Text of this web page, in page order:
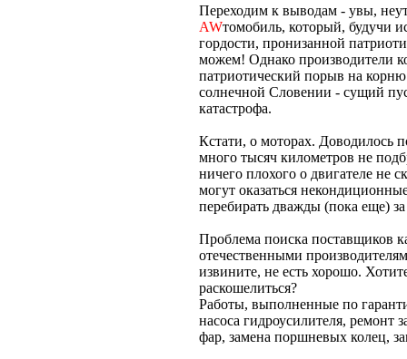
Переходим к выводам - увы,
AWтомобиль, который, будучи
гордости, пронизанной
можем! Однако производители
патриотический порыв на
солнечной Словении - сущий
катастрофа.
Кстати, о моторах. Доводилось
много тысяч километров не
ничего плохого о двигателе не
могут оказаться
перебирать дважды (пока еще) за
Проблема поиска поставщиков
отечественными
извините, не есть хорошо.
раскошелиться?
Работы, выполненные по
насоса гидроусилителя, ремонт
фар, замена поршневых колец,